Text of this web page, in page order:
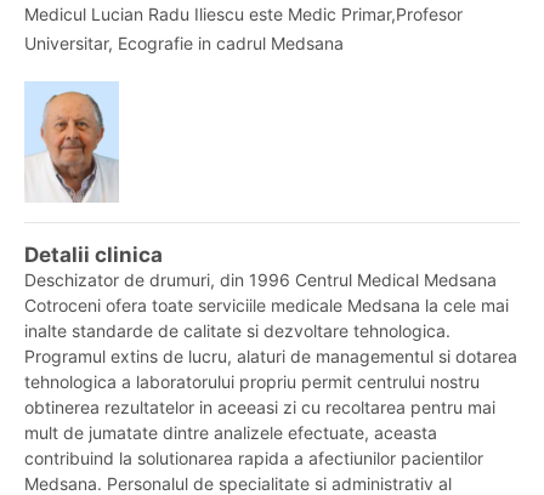
Medicul Lucian Radu Iliescu este Medic Primar,Profesor
Universitar, Ecografie in cadrul Medsana
Detalii clinica
Deschizator de drumuri, din 1996 Centrul Medical Medsana
Cotroceni ofera toate serviciile medicale Medsana la cele mai
inalte standarde de calitate si dezvoltare tehnologica.
Programul extins de lucru, alaturi de managementul si dotarea
tehnologica a laboratorului propriu permit centrului nostru
obtinerea rezultatelor in aceeasi zi cu recoltarea pentru mai
mult de jumatate dintre analizele efectuate, aceasta
contribuind la solutionarea rapida a afectiunilor pacientilor
Medsana. Personalul de specialitate si administrativ al